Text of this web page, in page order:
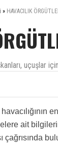
» HAVACILIK
uçuşlar
ait
çağrısında